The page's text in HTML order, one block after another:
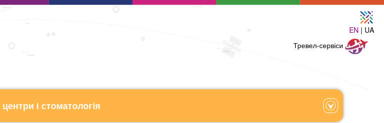
EN | UA
Тревел-сервіси
Тревел-
сервіси
і стоматологія